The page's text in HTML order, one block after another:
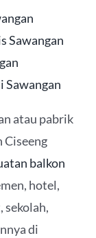
Sawangan
Sawangan
atau pabrik
Ciseeng
balkon
hotel,
sekolah,
di